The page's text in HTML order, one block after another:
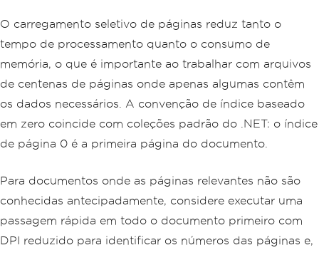
O carregamento seletivo de páginas reduz tanto o
tempo de processamento quanto o consumo de
memória, o que é importante ao trabalhar com arquivos
de centenas de páginas onde apenas algumas contêm
os dados necessários. A convenção de índice baseado
em zero coincide com coleções padrão do .NET: o índice
de página 0 é a primeira página do documento.
Para documentos onde as páginas relevantes não são
conhecidas antecipadamente, considere executar uma
passagem rápida em todo o documento primeiro com
DPI reduzido para identificar os números das páginas e,